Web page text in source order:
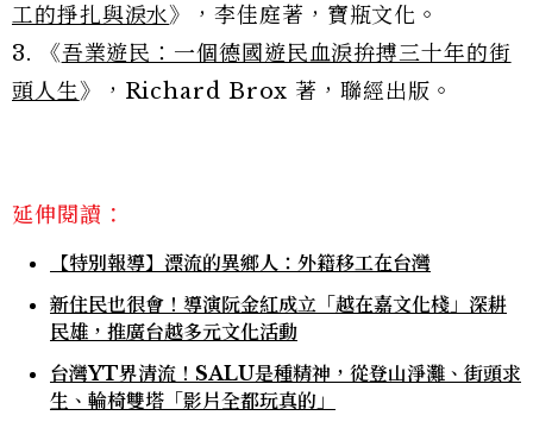
工的掙扎與淚水》，李佳庭著，寶瓶文化。
3. 《吾業遊民：一個德國遊民血淚拚搏三十年的街
頭人生》，Richard Brox 著，聯經出版。
延伸閱讀：
【特別報導】漂流的異鄉人：外籍移工在台灣
新住民也很會！導演阮金紅成立「越在嘉文化棧」深耕
民雄，推廣台越多元文化活動
台灣YT界清流！SALU是種精神，從登山淨灘、街頭求
生、輪椅雙塔「影片全都玩真的」